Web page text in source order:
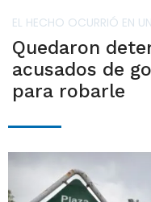
EL HECHO OCURRIÓ EN
Quedaron
acusados de
para robarle